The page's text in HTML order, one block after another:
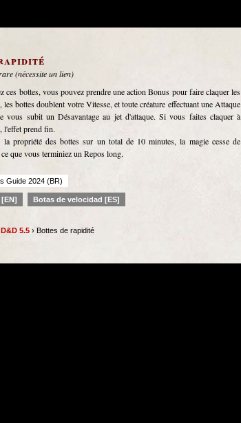
(nécessite un lien)
ces bottes, vous pouvez prendre une action Bonus pour faire claquer les
les bottes doublent votre Vitesse, et toute créature effectuant une Attaque
vous subit un Désavantage au jet d'attaque. Si vous faites claquer à
l'effet prend fin.
propriété des bottes sur un total de 10 minutes, la magie cesse de
que vous terminiez un Repos long.
Guide 2024 (BR)
Botas de velocidad [ES]
5.5 › Bottes de rapidité